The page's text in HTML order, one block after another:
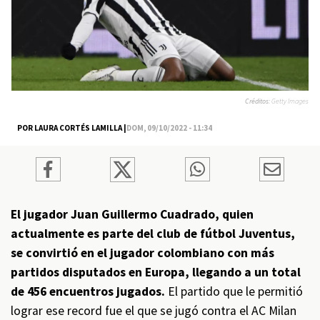
POR LAURA CORTÉS LAMILLA |DOM, 09/10/2022 - 11:34
Créditos:Getty Images
El jugador Juan Guillermo Cuadrado, quien
actualmente es parte del club de fútbol Juventus,
se convirtió en el jugador colombiano con más
partidos disputados en Europa, llegando a un total
de 456 encuentros jugados. El partido que le permitió
lograr ese record fue el que se jugó contra el AC Milan